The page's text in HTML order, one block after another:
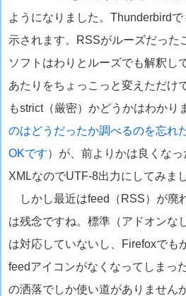
ようになりました。Thunderbird
示されます。RSSがルーズだった
ソフトはわりとルーズでも解釈し
あたりをちょっこっと変えただけ
もstrict（厳密）かどうかはわかり
のはどうだったか調べるのを忘れ
OKです）が、前よりかは良くな
XMLなのでUTF-8出力にしてみまし
しかし最近はfeed（RSS）が廃
は残念ですね。標準（アドオンな
は対応していないし、Firefoxでも
feedアイコンがなくなってしまっ
の洒落でしか使い道がありません